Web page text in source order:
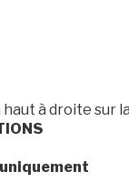
à droite sur